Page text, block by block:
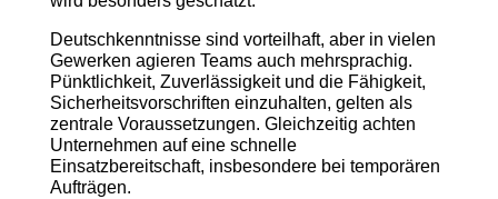
Deutschkenntnisse sind vorteilhaft, aber in vielen
Gewerken agieren Teams auch mehrsprachig.
Pünktlichkeit, Zuverlässigkeit und die Fähigkeit,
Sicherheitsvorschriften einzuhalten, gelten als
zentrale Voraussetzungen. Gleichzeitig achten
Unternehmen auf eine schnelle
Einsatzbereitschaft, insbesondere bei temporären
Aufträgen.